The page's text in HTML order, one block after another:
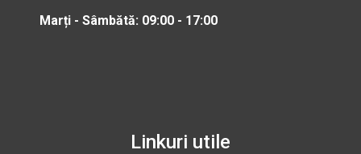
Marți - Sâmbătă: 09:00 - 17:00
Linkuri utile